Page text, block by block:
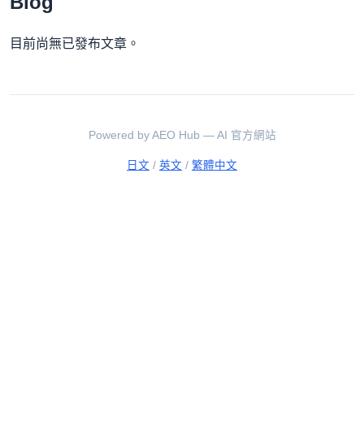
目前尚無已發布文章。
Powered by AEO Hub — AI 官方網站
日文 / 英文 / 繁體中文